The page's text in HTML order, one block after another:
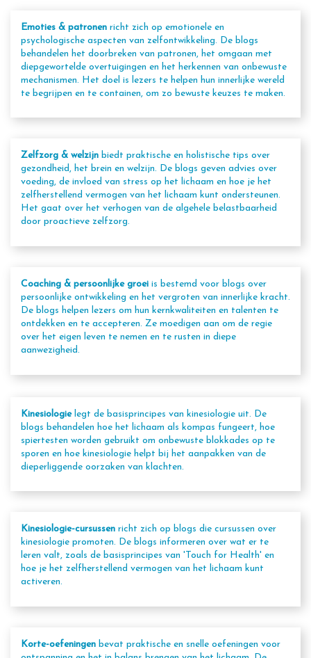
Emoties & patronen richt zich op emotionele en
psychologische aspecten van zelfontwikkeling. De blogs
behandelen het doorbreken van patronen, het omgaan met
diepgewortelde overtuigingen en het herkennen van onbewuste
mechanismen. Het doel is lezers te helpen hun innerlijke wereld
te begrijpen en te containen, om zo bewuste keuzes te maken.
Zelfzorg & welzijn biedt praktische en holistische tips over
gezondheid, het brein en welzijn. De blogs geven advies over
voeding, de invloed van stress op het lichaam en hoe je het
zelfherstellend vermogen van het lichaam kunt ondersteunen.
Het gaat over het verhogen van de algehele belastbaarheid
door proactieve zelfzorg.
Coaching & persoonlijke groei is bestemd voor blogs over
persoonlijke ontwikkeling en het vergroten van innerlijke kracht.
De blogs helpen lezers om hun kernkwaliteiten en talenten te
ontdekken en te accepteren. Ze moedigen aan om de regie
over het eigen leven te nemen en te rusten in diepe
aanwezigheid.
Kinesiologie legt de basisprincipes van kinesiologie uit. De
blogs behandelen hoe het lichaam als kompas fungeert, hoe
spiertesten worden gebruikt om onbewuste blokkades op te
sporen en hoe kinesiologie helpt bij het aanpakken van de
dieperliggende oorzaken van klachten.
Kinesiologie-cursussen richt zich op blogs die cursussen over
kinesiologie promoten. De blogs informeren over wat er te
leren valt, zoals de basisprincipes van 'Touch for Health' en
hoe je het zelfherstellend vermogen van het lichaam kunt
activeren.
Korte-oefeningen bevat praktische en snelle oefeningen voor